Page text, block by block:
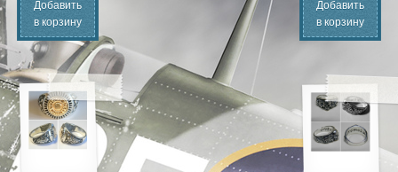
Добавить
в корзину
Добавить
в корзину